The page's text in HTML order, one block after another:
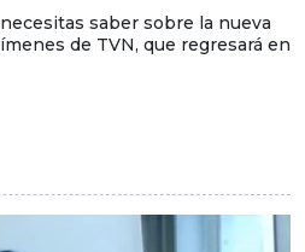
saber sobre la nueva
de TVN, que regresará en